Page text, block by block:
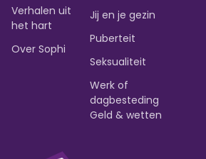
Verhalen uit
het hart
Over Sophi
Jij en je gezin
Puberteit
Seksualiteit
Werk of
dagbesteding
Geld & wetten